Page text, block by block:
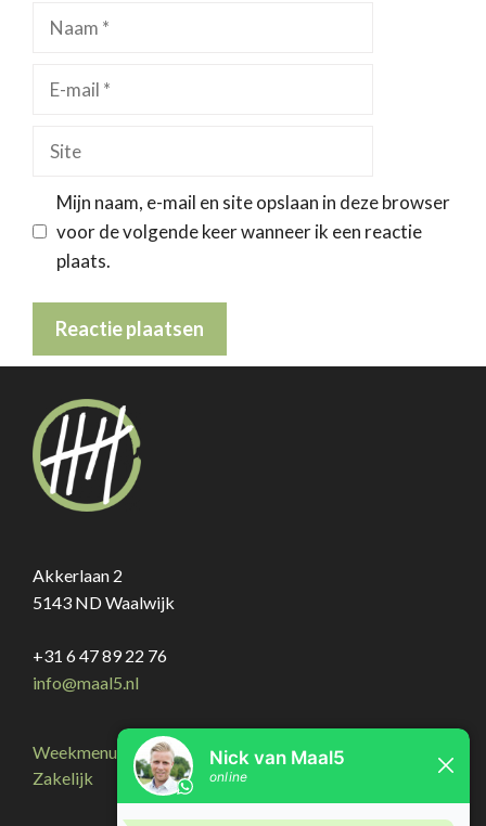
Naam
Site
Mijn naam, e-mail en site opslaan in deze browser
voor de volgende keer wanneer ik een reactie
plaats.
Akkerlaan 2
5143 ND Waalwijk
+31 6 47 89 22 76
info@maal5.nl
Weekmenu
Zakelijk